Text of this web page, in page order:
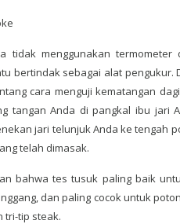
tidak menggunakan
bertindak sebagai alat
cara menguji kematangan
tangan Anda di pangkal ibu jari
jari telunjuk Anda ke tengah
telah dimasak.
bahwa tes tusuk paling baik
dan paling cocok untuk
tri-tip steak.